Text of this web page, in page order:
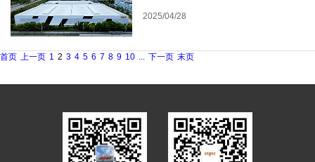
2025/04/28
首页 上一页 1 2 3 4 5 6 7 8 9 10 ... 下一页 末页